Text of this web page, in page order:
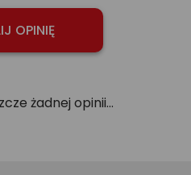
żadnej opinii...